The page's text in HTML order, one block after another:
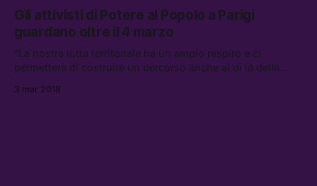
Gli attivisti di Potere al Popolo a Parigi
guardano oltre il 4 marzo
“La nostra lotta territoriale ha un ampio respiro e ci
permetterà di costruire un percorso anche al di là della
3 mar 2018